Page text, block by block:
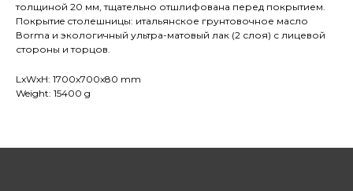
толщиной 20 мм, тщательно отшлифована перед покрытием.
Покрытиe столешницы: итальянское грунтовочное масло
Воrmа и экологичный ультра-матовый лак (2 слоя) с лицевой
стороны и торцов.
LxWxH: 1700x700x80 mm
Weight: 15400 g